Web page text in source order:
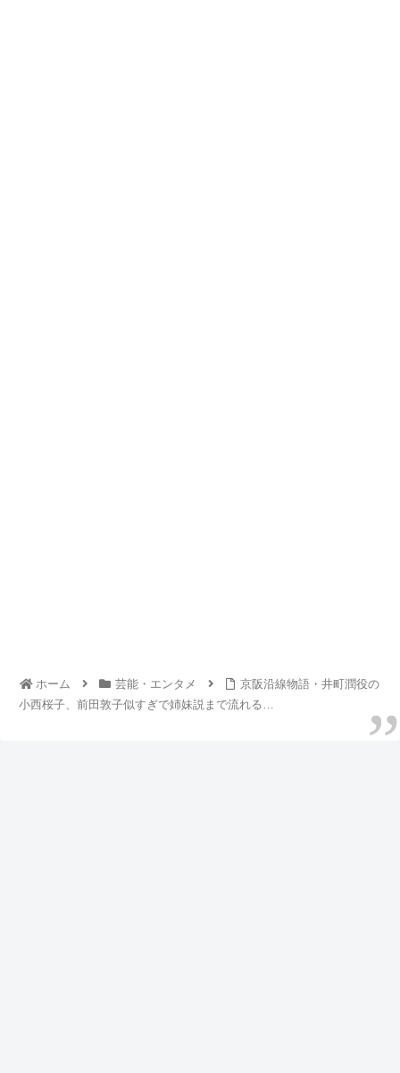
ホーム 芸能・エンタメ
京阪沿線物語・井町潤役の
小西桜子、前田敦子似すぎで姉妹説まで流れる…